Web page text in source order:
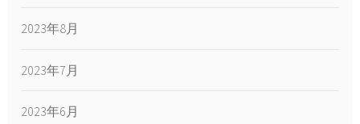
2023年8月
2023年7月
2023年6月